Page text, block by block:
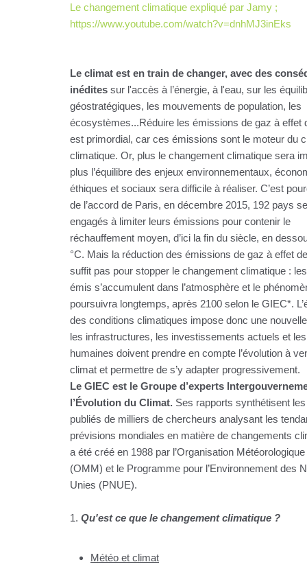
Le changement climatique expliqué par Jamy ;
https://www.youtube.com/watch?v=dnhMJ3inEks
Le climat est en train de changer, avec des
inédites sur l'accès à l’énergie, à l'eau, sur les
géostratégiques, les mouvements de population, les
écosystèmes...Réduire les émissions de gaz à effet
est primordial, car ces émissions sont le moteur du
climatique. Or, plus le changement climatique sera
plus l’équilibre des enjeux environnementaux,
éthiques et sociaux sera difficile à réaliser. C’est
de l’accord de Paris, en décembre 2015, 192 pays
engagés à limiter leurs émissions pour contenir le
réchauffement moyen, d’ici la fin du siècle, en
°C. Mais la réduction des émissions de gaz à effet
suffit pas pour stopper le changement climatique :
émis s’accumulent dans l’atmosphère et le
poursuivra longtemps, après 2100 selon le GIEC*.
des conditions climatiques impose donc une
les infrastructures, les investissements actuels et
humaines doivent prendre en compte l’évolution à
climat et permettre de s’y adapter progressivement.
Le GIEC est le Groupe d’experts
l’Évolution du Climat. Ses rapports synthétisent
publiés de milliers de chercheurs analysant les
prévisions mondiales en matière de changements
a été créé en 1988 par l’Organisation
(OMM) et le Programme pour l’Environnement des
Unies (PNUE).
1. Qu'est ce que le changement climatique ?
Météo et climat